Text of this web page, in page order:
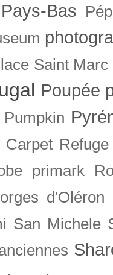
Pays-Bas
Saint Marc
Poupée
Pumpkin
Carpet Refuge
primark
d'Oléron
San Michele